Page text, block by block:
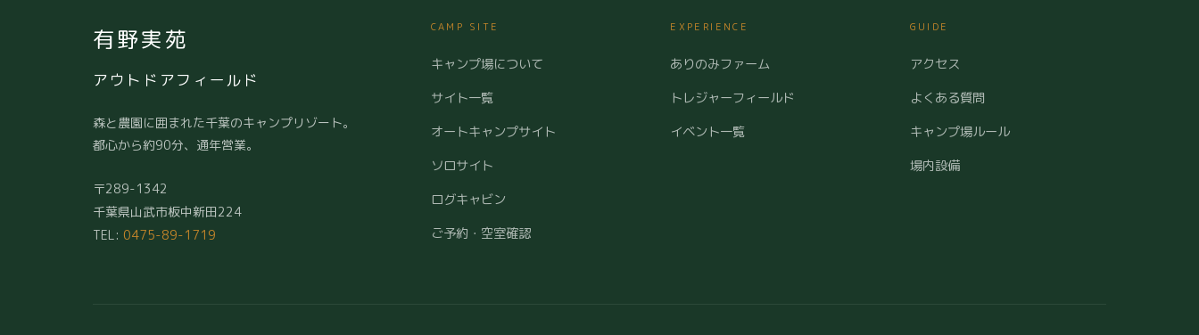
有野実苑
アウトドアフィールド
森と農園に囲まれた千葉のキャンプリゾート。
都心から約90分、通年営業。
〒289-1342
千葉県山武市板中新田224
TEL: 0475-89-1719
CAMP SITE
キャンプ場について
サイト一覧
オートキャンプサイト
ソロサイト
ログキャビン
ご予約・空室確認
EXPERIENCE
ありのみファーム
トレジャーフィールド
イベント一覧
GUIDE
アクセス
よくある質問
キャンプ場ルール
場内設備